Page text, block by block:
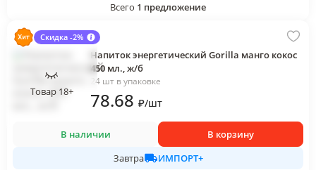
Всего 1 предложение
Скидка -2%
Товар 18+
Напиток энергетический Gorilla манго кокос
450 мл., ж/б
24 шт в упаковке
78.68 ₽/шт
В наличии
В корзину
Завтра
ИМПОРТ+